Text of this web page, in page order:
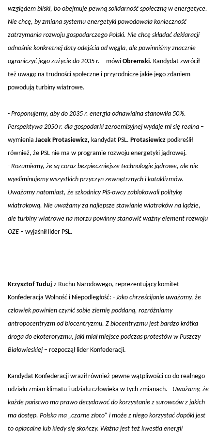
względem bliski, bo obejmuje pewną solidarność społeczną w energetyce.
Nie chcę, by zmiana systemu energetyki powodowała konieczność
zatrzymania rozwoju gospodarczego Polski. Nie chcę składać deklaracji
odnośnie konkretnej daty odejścia od węgla, ale powinniśmy znacznie
ograniczyć jego zużycie do 2035 r. – mówi Obremski. Kandydat zwrócił
też uwagę na trudności społeczne i przyrodnicze jakie jego zdaniem
powodują turbiny wiatrowe.
- Proponujemy, aby do 2035 r. energia odnawialna stanowiła 50%.
Perspektywa 2050 r. dla gospodarki zeroemisyjnej wydaje mi się realna –
wymienia Jacek Protasiewicz, kandydat PSL. Protasiewicz podkreślił
również, że PSL nie ma w programie rozwoju energetyki jądrowej.
- Rozumiemy, że są coraz bezpieczniejsze technologie jądrowe, ale nie
wyeliminujemy wszystkich przyczyn zewnętrznych i kataklizmów.
Uważamy natomiast, że szkodnicy PiS-owcy zablokowali politykę
wiatrakową. Nie uważamy za najlepsze stawianie wiatraków na lądzie,
ale turbiny wiatrowe na morzu powinny stanowić ważny element rozwoju
OZE – wyjaśnił lider PSL.
Krzysztof Tuduj z Ruchu Narodowego, reprezentujący komitet
Konfederacja Wolność i Niepodległość: - Jako chrześcijanie uważamy, że
człowiek powinien czynić sobie ziemię poddaną, rozróżniamy
antropocentryzm od biocentryzmu. Z biocentryzmu jest bardzo krótka
droga do ekoteroryzmu, jaki miał miejsce podczas protestów w Puszczy
Białowieskiej – rozpoczął lider Konfederacji.
Kandydat Konfederacji wraził również pewne wątpliwości co do realnego
udziału zmian klimatu i udziału człowieka w tych zmianach. - Uważamy, że
każde państwo ma prawo decydować do korzystanie z surowców z jakich
ma dostęp. Polska ma „czarne złoto” i może z niego korzystać dopóki jest
to opłacalne lub kiedy się skończy. Ważna jest też kwestia energii